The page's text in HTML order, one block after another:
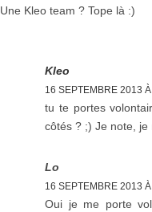
Une Kleo team ? Tope là :)
Kleo
16 SEPTEMBRE 2013
tu te portes
côtés ? ;) Je note, je
Lo
16 SEPTEMBRE 2013
Oui je me porte